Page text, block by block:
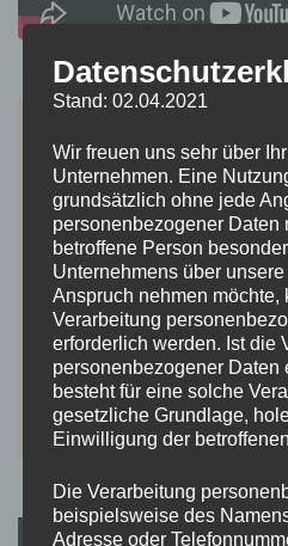
Stand: 02.04.2021
Wir freuen uns sehr über
Unternehmen. Eine
grundsätzlich ohne jede
personenbezogener Daten
betroffene Person
Unternehmens über
Anspruch nehmen möchte,
Verarbeitung
erforderlich werden. Ist die
personenbezogener Daten
besteht für eine solche
gesetzliche Grundlage,
Einwilligung der
Die Verarbeitung
beispielsweise des
Adresse oder